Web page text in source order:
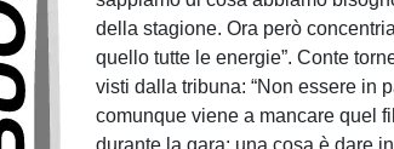
della stagione. Ora però
quello tutte le energie”. Conte
visti dalla tribuna: “Non essere in
comunque viene a mancare quel
durante la gara: una cosa è dare